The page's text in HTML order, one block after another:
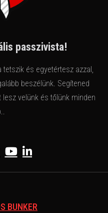
passzivista!
tetszik és egyetértesz azzal,
beszélünk. Segítened
velünk és tőlünk minden
BUNKER